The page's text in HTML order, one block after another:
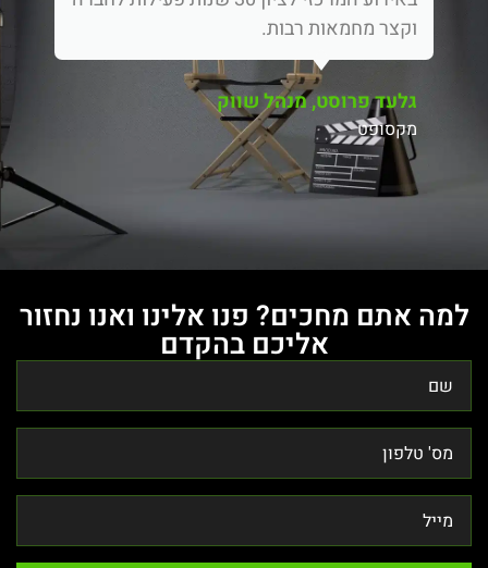
וקצר מחמאות רבות.
גלעד פרוסט, מנהל שווק
מקסופט
למה אתם מחכים? פנו אלינו ואנו נחזור
אליכם בהקדם